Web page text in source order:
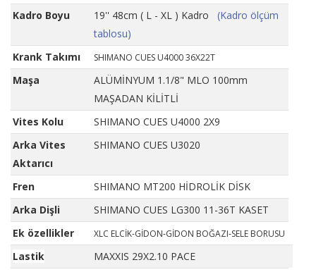
Kadro Boyu
19'' 48cm ( L - XL ) Kadro (Kadro ölçüm
tablosu)
Krank Takımı
SHIMANO CUES U4000 36X22T
Maşa
ALÜMİNYUM 1.1/8" MLO 100mm
MAŞADAN KİLİTLİ
Vites Kolu
SHIMANO CUES U4000 2X9
Arka Vites
Aktarıcı
SHIMANO CUES U3020
Fren
SHIMANO MT200 HİDROLİK DİSK
Arka Dişli
SHIMANO CUES LG300 11-36T KASET
Ek özellikler
XLC ELCİK-GİDON-GİDON BOĞAZI-SELE BORUSU
Lastik
MAXXIS 29X2.10 PACE